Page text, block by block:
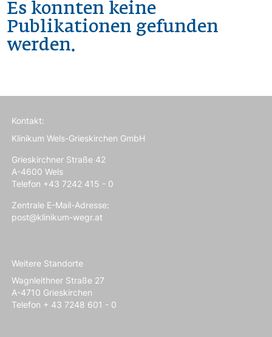
Es konnten keine
Publikationen gefunden
werden.
Kontakt:
Klinikum Wels-Grieskirchen GmbH
Grieskirchner Straße 42
A-4600 Wels
Telefon +43 7242 415 - 0
Zentrale E-Mail-Adresse:
post@klinikum-wegr.at
Weitere Standorte
Wagnleithner Straße 27
A-4710 Grieskirchen
Telefon + 43 7248 601 - 0